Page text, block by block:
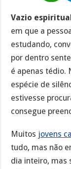
Vazio
em que a
estudando,
por dentro
é apenas tédio.
espécie de
estivesse
consegue
Muitos jovens
tudo, mas não
dia inteiro, mas